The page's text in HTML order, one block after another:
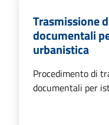
Trasmissione
documentali
urbanistica
Procedimento di
documentali per